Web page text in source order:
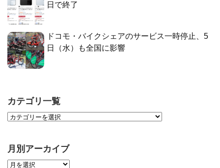
日で終了
ドコモ・バイクシェアのサービス一時停止、5
日（水）も全国に影響
カテゴリ一覧
月別アーカイブ